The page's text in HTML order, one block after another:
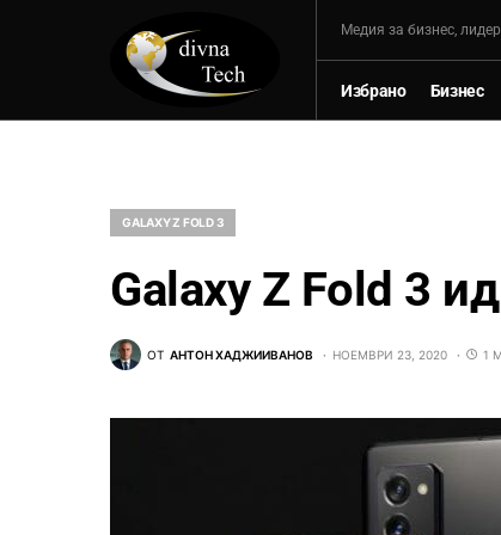
Mедия за бизнес,
Избрано Бизнес
GALAXY Z FOLD 3
Galaxy Z Fold 3
ОТ АНТОН ХАДЖИИВАНОВ НОЕМВРИ 23, 2020 1